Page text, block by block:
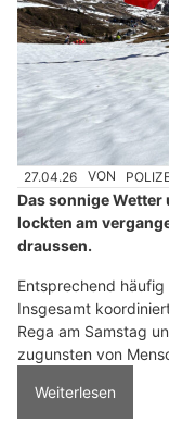
27.04.26 VON
Das sonnige
lockten am
draussen.
Entsprechend
Insgesamt
Rega am Samstag
zugunsten von
Weiterlesen